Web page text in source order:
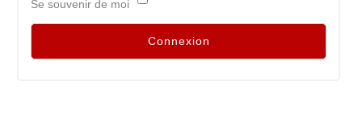
Se souvenir de moi